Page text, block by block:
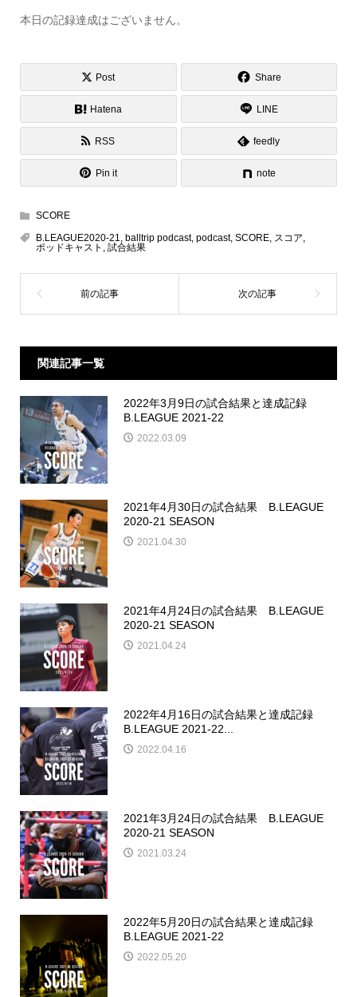
本日の記録達成はございません。
Post Share
Hatena LINE
RSS feedly
Pin it note
SCORE
B.LEAGUE2020-21
balltrip podcast, podcast, SCORE, スコア
ポッドキャスト
試合結果
関連記事一覧
2022年3月9日の試合結果と達成記録
B.LEAGUE 2021-22
2022.03.09
2021年4月30日の試合結果 B.LEAGUE
2020-21 SEASON
2021.04.30
2021年4月24日の試合結果 B.LEAGUE
2020-21 SEASON
2021.04.24
2022年4月16日の試合結果と達成記録
B.LEAGUE 2021-22...
2022.04.16
2021年3月24日の試合結果 B.LEAGUE
2020-21 SEASON
2021.03.24
2022年5月20日の試合結果と達成記録
B.LEAGUE 2021-22
2022.05.20